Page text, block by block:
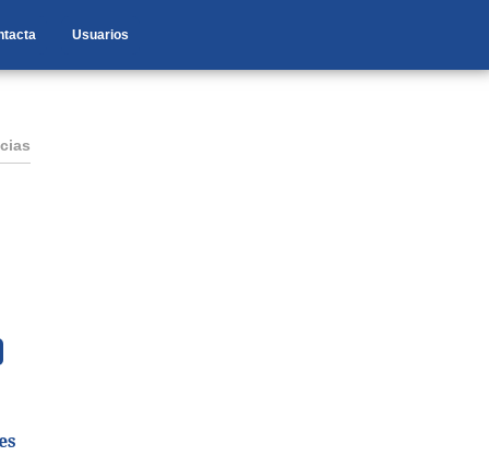
Usuarios